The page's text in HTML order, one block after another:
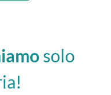
solo